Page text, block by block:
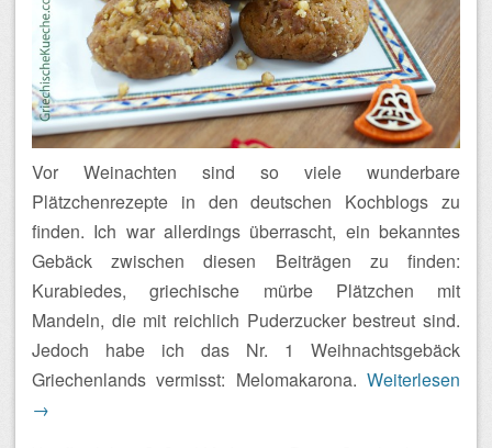
Vor Weinachten sind so viele wunderbare
Plätzchenrezepte in den deutschen Kochblogs zu
finden. Ich war allerdings überrascht, ein bekanntes
Gebäck zwischen diesen Beiträgen zu finden:
Kurabiedes, griechische mürbe Plätzchen mit
Mandeln, die mit reichlich Puderzucker bestreut sind.
Jedoch habe ich das Nr. 1 Weihnachtsgebäck
Griechenlands vermisst: Melomakarona. Weiterlesen
→